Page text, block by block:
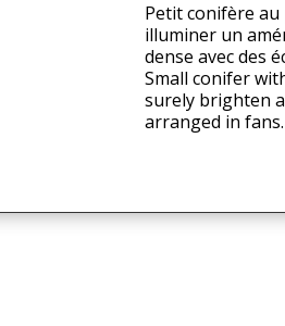
Petit conifère
illuminer un
dense avec des
Small conifer
surely brighten
arranged in fans.